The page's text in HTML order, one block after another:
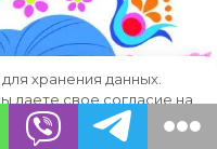
хранения данных.
даете свое согласие на
OK